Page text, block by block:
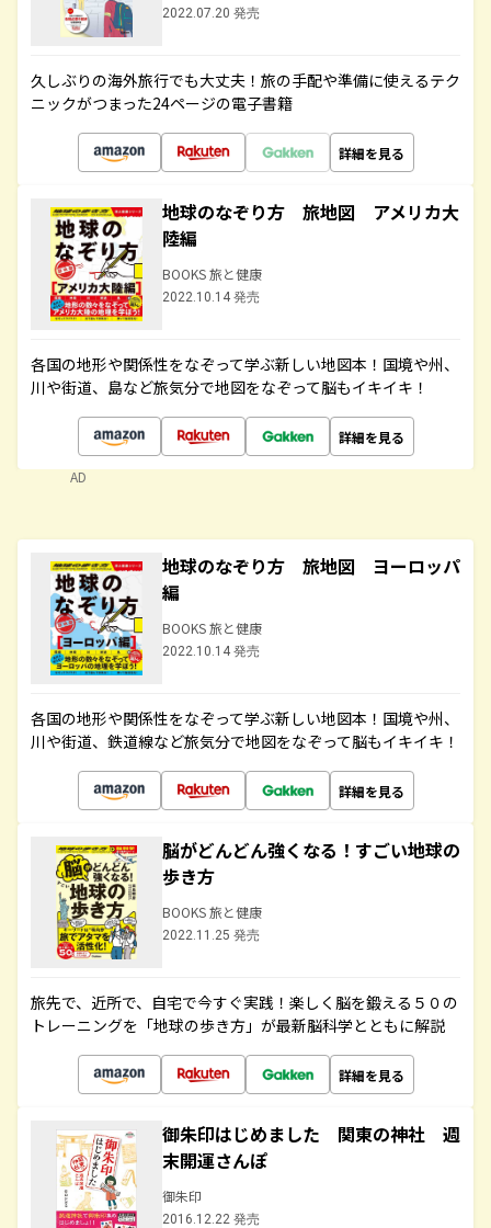
2022.07.20 発売
久しぶりの海外旅行でも大丈夫！旅の手配や準備に使えるテク
ニックがつまった24ページの電子書籍
詳細を見る
地球のなぞり方 旅地図 アメリカ大
陸編
BOOKS 旅と健康
2022.10.14 発売
各国の地形や関係性をなぞって学ぶ新しい地図本！国境や州、
川や街道、島など旅気分で地図をなぞって脳もイキイキ！
詳細を見る
AD
地球のなぞり方 旅地図 ヨーロッパ
編
BOOKS 旅と健康
2022.10.14 発売
各国の地形や関係性をなぞって学ぶ新しい地図本！国境や州、
川や街道、鉄道線など旅気分で地図をなぞって脳もイキイキ！
詳細を見る
脳がどんどん強くなる！すごい地球の
歩き方
BOOKS 旅と健康
2022.11.25 発売
旅先で、近所で、自宅で今すぐ実践！楽しく脳を鍛える５０の
トレーニングを「地球の歩き方」が最新脳科学とともに解説
詳細を見る
御朱印はじめました 関東の神社 週
末開運さんぽ
御朱印
2016.12.22 発売